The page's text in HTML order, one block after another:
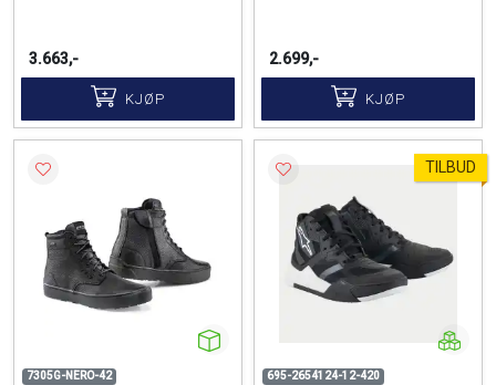
3.663,-
KJØP
2.699,-
KJØP
7305G-NERO-42
TILBUD
695-2654124-12-420